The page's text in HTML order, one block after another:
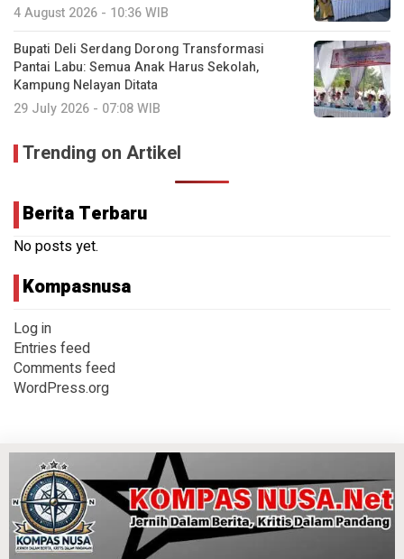
4 August 2026 - 10:36 WIB
Bupati Deli Serdang Dorong Transformasi
Pantai Labu: Semua Anak Harus Sekolah,
Kampung Nelayan Ditata
29 July 2026 - 07:08 WIB
Trending on Artikel
Berita Terbaru
No posts yet.
Kompasnusa
Log in
Entries feed
Comments feed
WordPress.org